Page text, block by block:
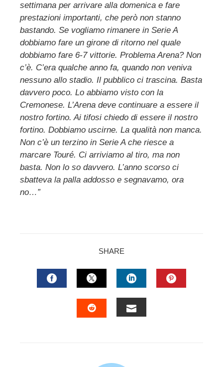
settimana per arrivare alla domenica e fare
prestazioni importanti, che però non stanno
bastando. Se vogliamo rimanere in Serie A
dobbiamo fare un girone di ritorno nel quale
dobbiamo fare 6-7 vittorie. Problema Arena? Non
c’è. C’era qualche anno fa, quando non veniva
nessuno allo stadio. Il pubblico ci trascina. Basta
davvero poco. Lo abbiamo visto con la
Cremonese. L’Arena deve continuare a essere il
nostro fortino. Ai tifosi chiedo di essere il nostro
fortino. Dobbiamo uscirne. La qualità non manca.
Non c’è un terzino in Serie A che riesce a
marcare Touré. Ci arriviamo al tiro, ma non
basta. Non lo so davvero. L’anno scorso ci
sbatteva la palla addosso e segnavamo, ora
no…”
SHARE
FACEBOOKTWITTERLINKEDIN